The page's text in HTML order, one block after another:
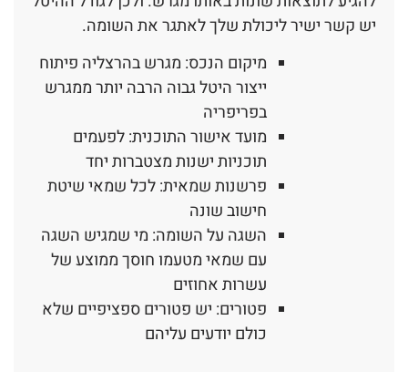
יש קשר ישיר ליכולת שלך לאתגר את השומה.
מיקום הנכס: מגרש בהרצליה פיתוח
ייצור היטל גבוה הרבה יותר ממגרש
בפריפריה
מועד אישור התוכנית: לפעמים
תוכניות ישנות מצטברות יחד
פרשנות שמאית: לכל שמאי שיטת
חישוב שונה
השגה על השומה: מי שמגיש השגה
עם שמאי מטעמו חוסך ממוצע של
עשרות אחוזים
פטורים: יש פטורים ספציפיים שלא
כולם יודעים עליהם